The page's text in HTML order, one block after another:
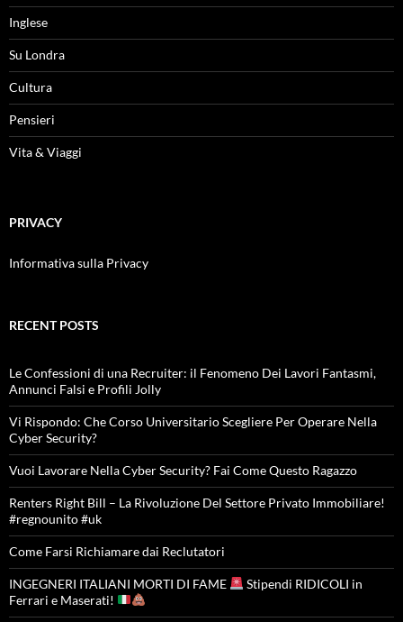
Inglese
Su Londra
Cultura
Pensieri
Vita & Viaggi
PRIVACY
Informativa sulla Privacy
RECENT POSTS
Le Confessioni di una Recruiter: il Fenomeno Dei Lavori Fantasmi,
Annunci Falsi e Profili Jolly
Vi Rispondo: Che Corso Universitario Scegliere Per Operare Nella
Cyber Security?
Vuoi Lavorare Nella Cyber Security? Fai Come Questo Ragazzo
Renters Right Bill – La Rivoluzione Del Settore Privato Immobiliare!
#regnounito #uk
Come Farsi Richiamare dai Reclutatori
INGEGNERI ITALIANI MORTI DI FAME
Stipendi RIDICOLI in
Ferrari e Maserati!